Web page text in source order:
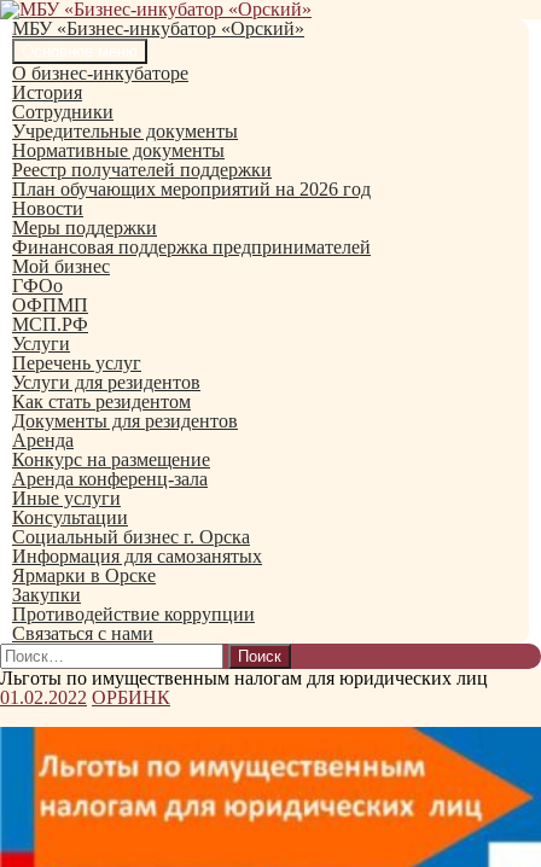
Перейти
содержимому
МБУ «Бизнес-инкубатор «Орский»
Поиск
О бизнес-инкубаторе
История
Сотрудники
Учредительные документы
Нормативные документы
Реестр получателей поддержки
План обучающих мероприятий на 2026 год
Новости
Меры поддержки
Финансовая поддержка предпринимателей
Мой бизнес
ГФОо
ОФПМП
МСП.РФ
Услуги
Перечень услуг
Услуги для резидентов
Как стать резидентом
Документы для резидентов
Аренда
Конкурс на размещение
Аренда конференц-зала
Иные услуги
Консультации
Социальный бизнес г. Орска
Информация для самозанятых
Ярмарки в Орске
Закупки
Противодействие коррупции
Связаться с нами
Найти:
Льготы по имущественным налогам для юридических лиц
01.02.2022 ОРБИНК